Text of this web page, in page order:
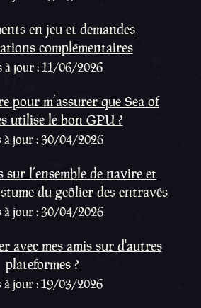
en jeu et demandes
complémentaires
à jour : 11/06/2026
pour m’assurer que Sea of
utilise le bon GPU ?
à jour : 30/04/2026
l’ensemble de navire et
du geôlier des entravés
à jour : 30/04/2026
avec mes amis sur d'autres
plateformes ?
à jour : 19/03/2026